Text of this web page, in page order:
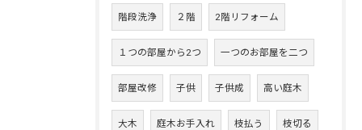
階段洗浄 ２階 2階リフォーム
１つの部屋から2つ 一つのお部屋を二つ
部屋改修 子供 子供成 高い庭木
大木 庭木お手入れ 枝払う 枝切る